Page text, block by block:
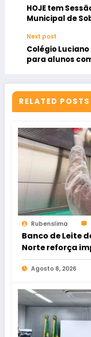
HOJE tem
Municipal de
Next post
Colégio
para alunos
RELATED POSTS
Rubenslima
Banco de Leite
Norte reforça
para atender
Agosto 8, 2026